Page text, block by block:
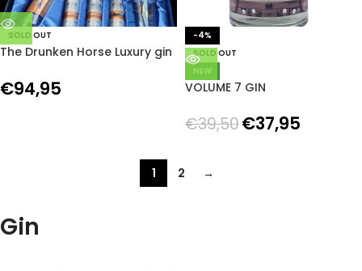
SOLD OUT
The Drunken Horse Luxury gin
€94,95
-4%
SOLD OUT
NEW
VOLUME 7 GIN
€39,50€37,95
1 2 →
Gin